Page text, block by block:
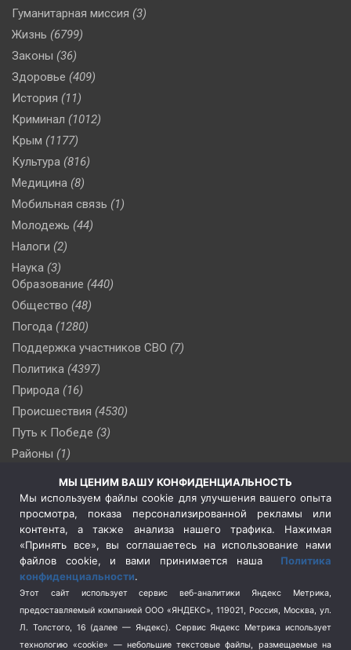
Гуманитарная миссия (3)
Жизнь (6799)
Законы (36)
Здоровье (409)
История (11)
Криминал (1012)
Крым (1177)
Культура (816)
Медицина (8)
Мобильная связь (1)
Молодежь (44)
Налоги (2)
Наука (3)
Образование (440)
Общество (48)
Погода (1280)
Поддержка участников СВО (7)
Политика (4397)
Природа (16)
Происшествия (4530)
Путь к Победе (3)
Районы (1)
(510)
Сельское хозяйство (3)
Социальная политика
(3)
Спецоперация в Украине
Спецоперация на Украине
(404)
Спорт (740)
Терроризм (1)
Транспорт (262)
МЫ ЦЕНИМ ВАШУ КОНФИДЕНЦИАЛЬНОСТЬ
Мы используем файлы cookie для улучшения вашего опыта
просмотра, показа персонализированной рекламы или
контента, а также анализа нашего трафика. Нажимая
«Принять все», вы соглашаетесь на использование нами
файлов cookie, и вами принимается наша Политика
конфиденциальности.
Этот сайт использует сервис веб-аналитики Яндекс Метрика,
предоставляемый компанией ООО «ЯНДЕКС», 119021, Россия, Москва, ул.
Л. Толстого, 16 (далее — Яндекс). Сервис Яндекс Метрика использует
технологию «cookie» — небольшие текстовые файлы, размещаемые на